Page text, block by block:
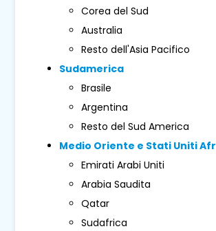
Corea del Sud
Australia
Resto dell'Asia Pacifico
Sudamerica
Brasile
Argentina
Resto del Sud America
Medio Oriente e Stati Uniti
Emirati Arabi Uniti
Arabia Saudita
Qatar
Sudafrica